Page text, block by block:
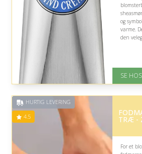
og
varme.
den
På
God
SE
HURTIG LEVERING
4.5 TRÆ -
For et